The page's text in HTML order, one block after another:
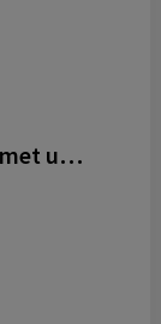
Vibe GRS certified R-ABS pen met ultra vloeiende inkt